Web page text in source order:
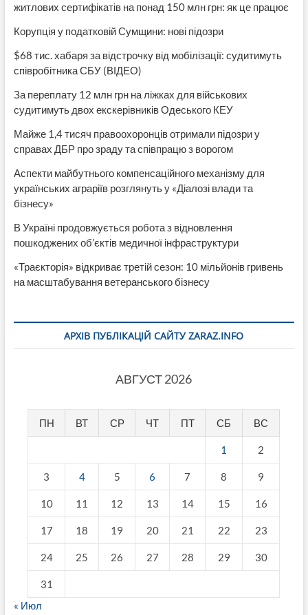
житлових сертифікатів на понад 150 млн грн: як це працює
Корупція у податковій Сумщини: нові підозри
$68 тис. хабаря за відстрочку від мобілізації: судитимуть
співробітника СБУ (ВІДЕО)
За переплату 12 млн грн на ліжках для військових
судитимуть двох екскерівників Одеського КЕУ
Майже 1,4 тисяч правоохоронців отримали підозри у
справах ДБР про зраду та співпрацю з ворогом
Аспекти майбутнього компенсаційного механізму для
українських аграріїв розглянуть у «Діалозі влади та
бізнесу»
В Україні продовжується робота з відновлення
пошкоджених об’єктів медичної інфраструктури
«Траєкторія» відкриває третій сезон: 10 мільйонів гривень
на масштабування ветеранського бізнесу
АРХІВ ПУБЛІКАЦІЙ САЙТУ ZARAZ.INFO
АВГУСТ 2026
ПН ВТ СР ЧТ ПТ СБ ВС
1 2
3 4 5 6 7 8 9
10 11 12 13 14 15 16
17 18 19 20 21 22 23
24 25 26 27 28 29 30
31
« Июл